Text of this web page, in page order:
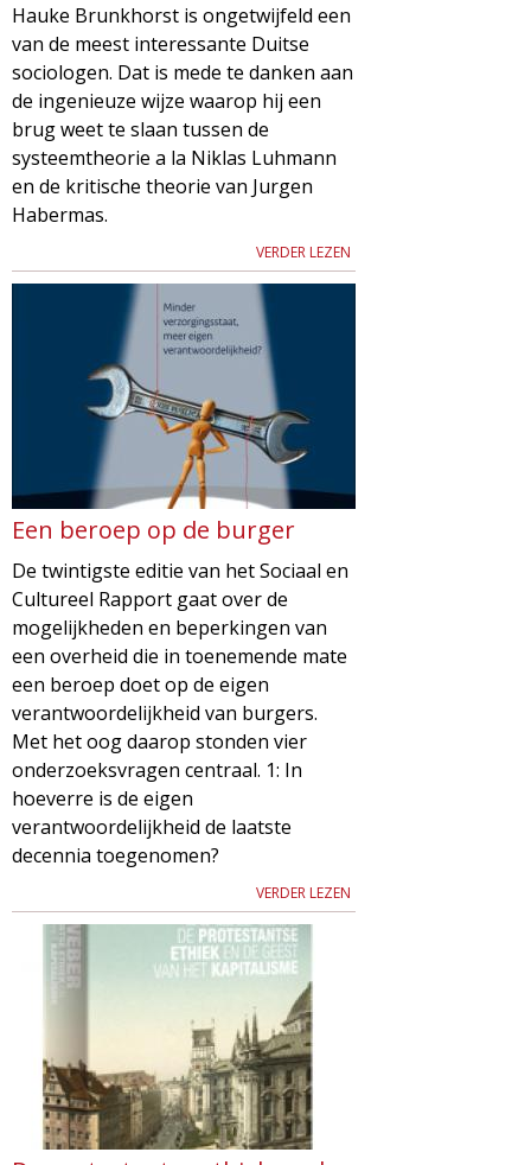
Hauke Brunkhorst is ongetwijfeld een
van de meest interessante Duitse
sociologen. Dat is mede te danken aan
de ingenieuze wijze waarop hij een
brug weet te slaan tussen de
systeemtheorie a la Niklas Luhmann
en de kritische theorie van Jurgen
Habermas.
VERDER LEZEN
Een beroep op de burger
De twintigste editie van het Sociaal en
Cultureel Rapport gaat over de
mogelijkheden en beperkingen van
een overheid die in toenemende mate
een beroep doet op de eigen
verantwoordelijkheid van burgers.
Met het oog daarop stonden vier
onderzoeksvragen centraal. 1: In
hoeverre is de eigen
verantwoordelijkheid de laatste
decennia toegenomen?
VERDER LEZEN